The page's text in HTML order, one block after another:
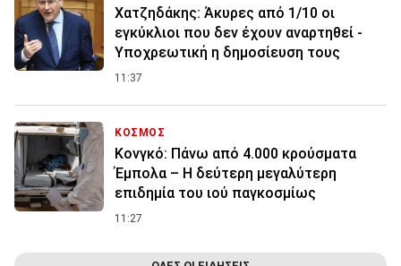
Χατζηδάκης: Άκυρες από 1/10 οι
εγκύκλιοι που δεν έχουν αναρτηθεί -
Υποχρεωτική η δημοσίευση τους
11:37
ΚΟΣΜΟΣ
Κονγκό: Πάνω από 4.000 κρούσματα
Έμπολα – Η δεύτερη μεγαλύτερη
επιδημία του ιού παγκοσμίως
11:27